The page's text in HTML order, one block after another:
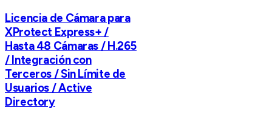
Licencia de Cámara para
XProtect Express+ /
Hasta 48 Cámaras / H.265
/ Integración con
Terceros / Sin Límite de
Usuarios / Active
Directory